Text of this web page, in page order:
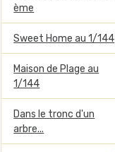
ème
Sweet Home au 1/144
Maison de Plage au
1/144
Dans le tronc d'un
arbre...